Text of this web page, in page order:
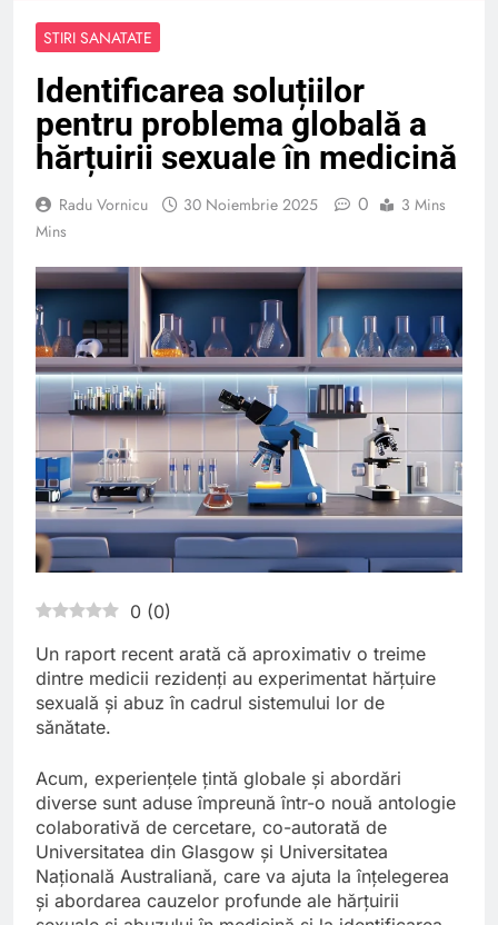
STIRI SANATATE
Identificarea soluțiilor
pentru problema globală a
hărțuirii sexuale în medicină
Radu Vornicu 30 Noiembrie 2025 0
3 Mins
Mins
0 (0)
Un raport recent arată că aproximativ o treime
dintre medicii rezidenți au experimentat hărțuire
sexuală și abuz în cadrul sistemului lor de
sănătate.
Acum, experiențele țintă globale și abordări
diverse sunt aduse împreună într-o nouă antologie
colaborativă de cercetare, co-autorată de
Universitatea din Glasgow și Universitatea
Națională Australiană, care va ajuta la înțelegerea
și abordarea cauzelor profunde ale hărțuirii